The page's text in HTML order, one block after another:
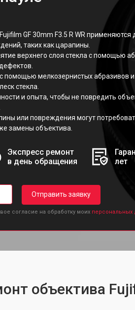
GF 30mm F3.5 R WR применяются
таких как царапины.
верхнего слоя стекла с помощью
помощью мелкозернистых абразивов
стекла.
и опыта, чтобы не повредить
или повреждения могут
замены объектива.
Экспресс ремонт
в день обращения
лет
Отправить заявку
согласие на обработку моих персональных
объектива